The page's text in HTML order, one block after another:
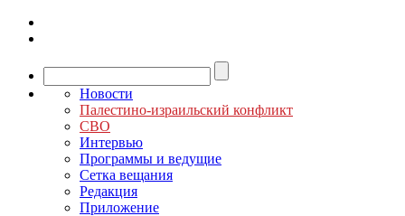
Новости
Палестино-израильский конфликт
СВО
Интервью
Программы и ведущие
Сетка вещания
Редакция
Приложение